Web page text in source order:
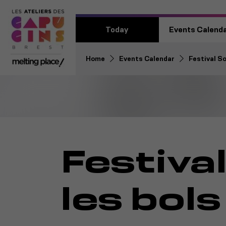
Today Events
Home Events Calendar Festival
les bols